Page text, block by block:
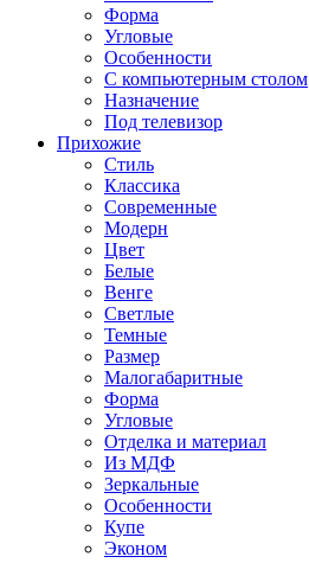
Форма
Угловые
Особенности
С компьютерным столом
Назначение
Под телевизор
Прихожие
Стиль
Классика
Современные
Модерн
Цвет
Белые
Венге
Светлые
Темные
Размер
Малогабаритные
Форма
Угловые
Отделка и материал
Из МДФ
Зеркальные
Особенности
Купе
Эконом